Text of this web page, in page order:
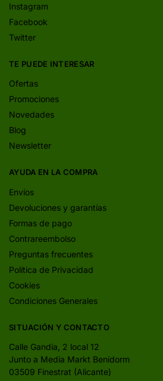
Instagram
Facebook
Twitter
TE PUEDE INTERESAR
Ofertas
Promociones
Novedades
Blog
Newsletter
AYUDA EN LA COMPRA
Envíos
Devoluciones y garantías
Formas de pago
Contrareembolso
Preguntas frecuentes
Política de Privacidad
Cookies
Condiciones Generales
SITUACIÓN Y CONTACTO
Calle Gandia, 2 local 12
Junto a Media Markt Benidorm
03509 Finestrat (Alicante)